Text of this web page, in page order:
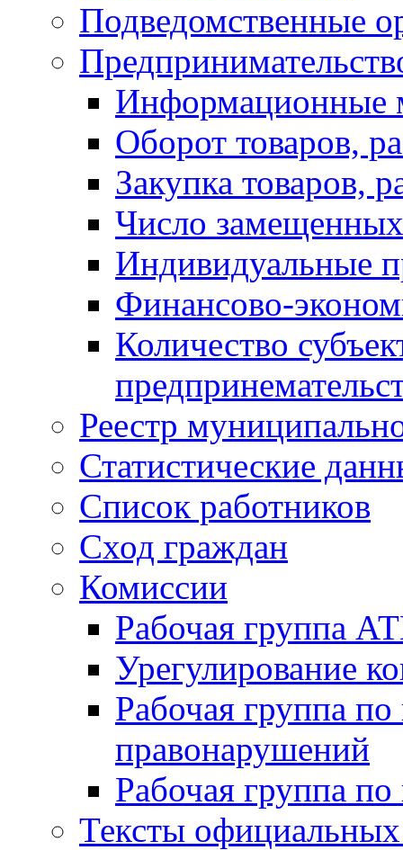
Подведомственные
Информационные
Оборот товаров,
Закупка товаров,
Число
Индивидуальные
Финансово-
Количество
Реестр
Статистические
Список работников
Сход граждан
Комиссии
Рабочая группа
Урегулирование
Рабочая группа
правонарушений
Рабочая группа
Тексты